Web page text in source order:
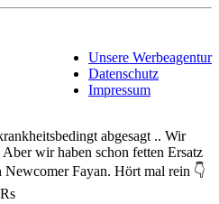
Unsere Werbeagentur
Datenschutz
Impressum
abgesagt .. Wir
wir haben schon fetten Ersatz
Fayan. Hört mal rein 👇